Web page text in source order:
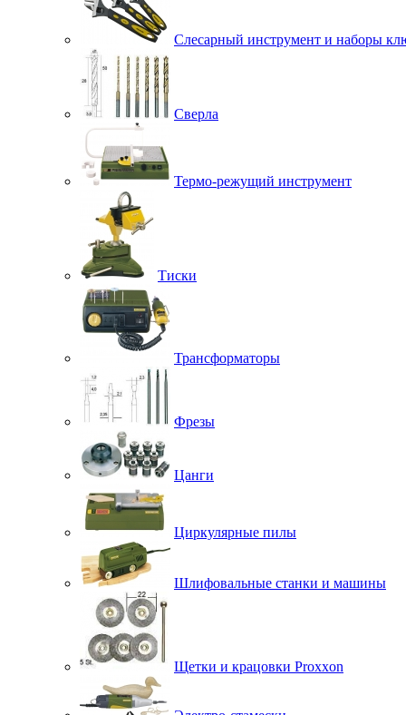
Слесарный инструмент и наборы
Сверла
Термо-режущий инструмент
Тиски
Трансформаторы
Фрезы
Цанги
Циркулярные пилы
Шлифовальные станки и машины
Щетки и крацовки Proxxon